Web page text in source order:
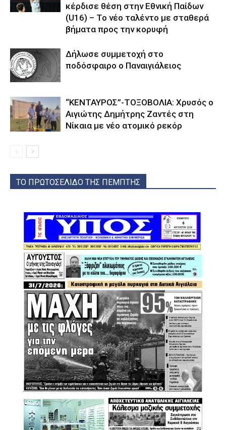
κέρδισε θέση στην Εθνική Παίδων
(U16) – Το νέο ταλέντο με σταθερά
βήματα προς την κορυφή
Δήλωσε συμμετοχή στο
ποδόσφαιρο ο Παναιγιάλειος
“ΚΕΝΤΑΥΡΟΣ”-ΤΟΞΟΒΟΛΙΑ: Χρυσός ο
Αιγιώτης Δημήτρης Ζαντές στη
Νίκαια με νέο ατομικό ρεκόρ
ΤΟ ΠΡΩΤΟΣΕΛΙΔΟ ΤΗΣ ΠΕΜΠΤΗΣ